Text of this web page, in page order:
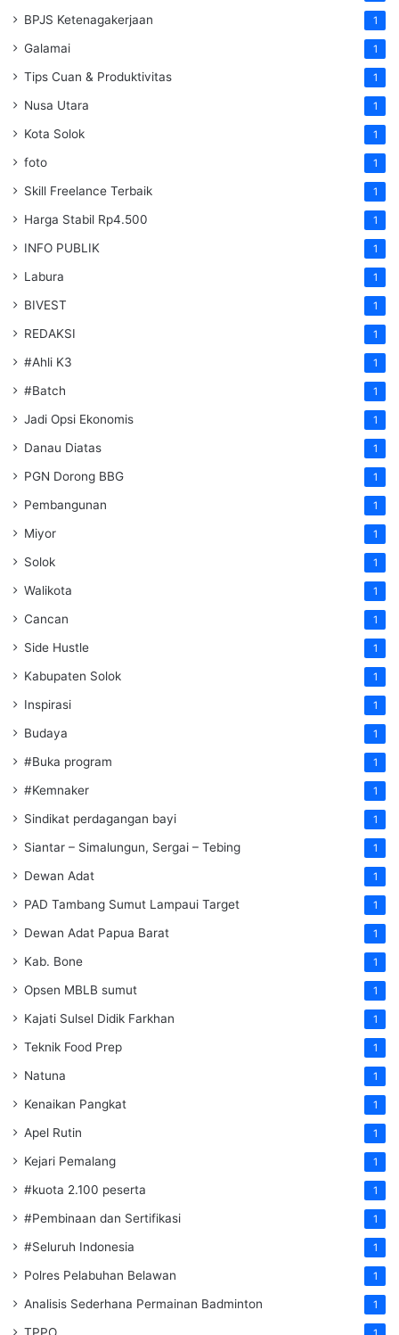
BPJS Ketenagakerjaan 1
Galamai 1
Tips Cuan & Produktivitas 1
Nusa Utara 1
Kota Solok 1
foto 1
Skill Freelance Terbaik 1
Harga Stabil Rp4.500 1
INFO PUBLIK 1
Labura 1
BIVEST 1
REDAKSI 1
#Ahli K3 1
#Batch 1
Jadi Opsi Ekonomis 1
Danau Diatas 1
PGN Dorong BBG 1
Pembangunan 1
Miyor 1
Solok 1
Walikota 1
Cancan 1
Side Hustle 1
Kabupaten Solok 1
Inspirasi 1
Budaya 1
#Buka program 1
#Kemnaker 1
Sindikat perdagangan bayi 1
Siantar – Simalungun, Sergai – Tebing 1
Dewan Adat 1
PAD Tambang Sumut Lampaui Target 1
Dewan Adat Papua Barat 1
Kab. Bone 1
Opsen MBLB sumut 1
Kajati Sulsel Didik Farkhan 1
Teknik Food Prep 1
Natuna 1
Kenaikan Pangkat 1
Apel Rutin 1
Kejari Pemalang 1
#kuota 2.100 peserta 1
#Pembinaan dan Sertifikasi 1
#Seluruh Indonesia 1
Polres Pelabuhan Belawan 1
Analisis Sederhana Permainan Badminton 1